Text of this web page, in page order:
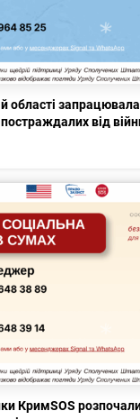
області запрацювала
від
КримSOS